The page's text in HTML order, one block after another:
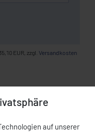
EUR, zzgl. Versandkosten
auf unserer